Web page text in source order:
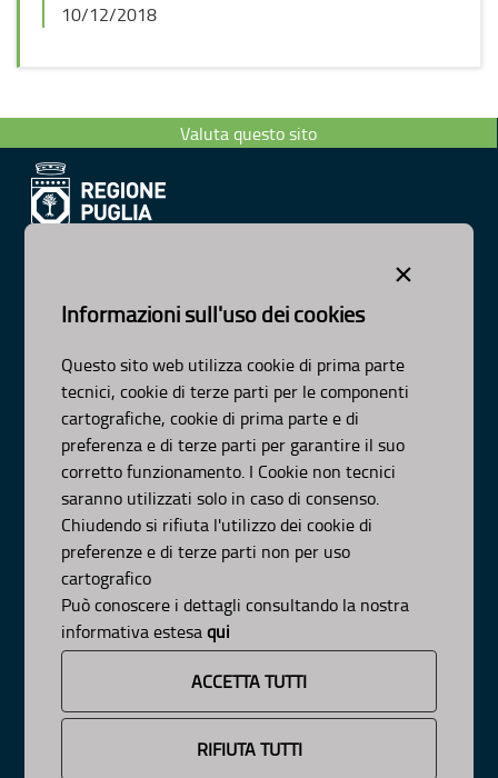
×
Informazioni sull'uso dei cookies
Questo sito web utilizza cookie di prima parte
tecnici, cookie di terze parti per le componenti
cartografiche, cookie di prima parte e di
preferenza e di terze parti per garantire il suo
corretto funzionamento. I Cookie non tecnici
saranno utilizzati solo in caso di consenso.
Chiudendo si rifiuta l'utilizzo dei cookie di
preferenze e di terze parti non per uso
cartografico
Può conoscere i dettagli consultando la nostra
informativa estesaqui
ACCETTA TUTTI
RIFIUTA TUTTI
10/12/2018
Valuta questo sito
© Regione Puglia
XI-Az-11.1
Organizzazione
Pianificazione
Programmazione
APPROFONDIMENTI
Osservazioni CNAPI
Sviluppo Sostenibile
Decarbonizzazione
Un Pianeta Pulito per Tutti
INFORMAZIONE